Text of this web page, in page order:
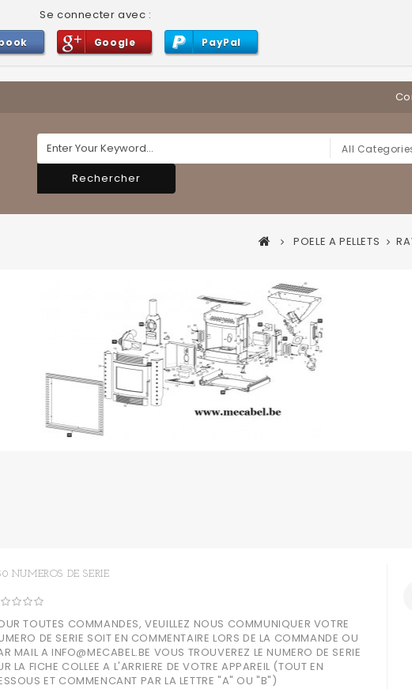
Se connecter avec :
Google PayPal
All
Rechercher
POELE A PELLETS
NUMEROS DE SERIE
TOUTES COMMANDES, VEUILLEZ NOUS COMMUNIQUER VOTRE
DE SERIE SOIT EN COMMENTAIRE LORS DE LA COMMANDE OU
MAIL A INFO@MECABEL.BE VOUS TROUVEREZ LE NUMERO DE SERIE
LA FICHE COLLEE A L'ARRIERE DE VOTRE APPAREIL (TOUT EN
ET COMMENCANT PAR LA LETTRE "A" OU "B")